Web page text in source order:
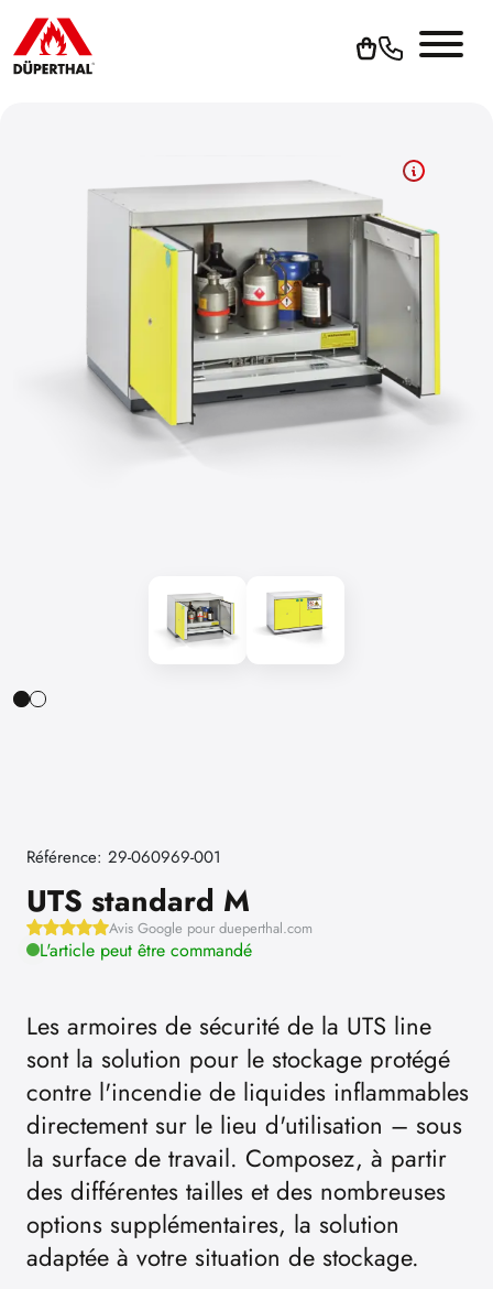
Référence: 29-060969-001
UTS standard M
Avis Google pour dueperthal.com
L'article peut être commandé
Les armoires de sécurité de la UTS line
sont la solution pour le stockage protégé
contre l'incendie de liquides inflammables
directement sur le lieu d'utilisation – sous
la surface de travail. Composez, à partir
des différentes tailles et des nombreuses
options supplémentaires, la solution
adaptée à votre situation de stockage.